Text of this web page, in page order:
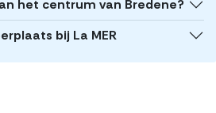
het centrum van Bredene?
bij La MER